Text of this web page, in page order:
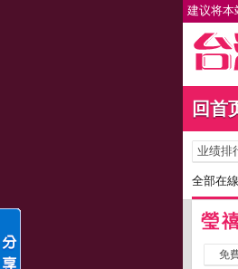
建议将本
回首
业绩排
全部在線
瑩
免